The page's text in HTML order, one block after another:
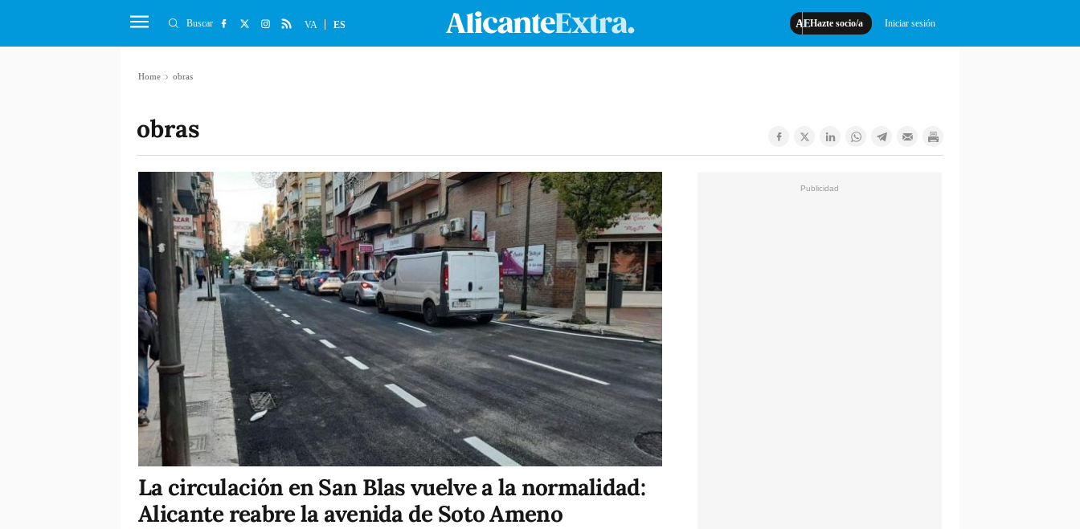
Hazte socio/a Iniciar sesión
Buscar VA ES
Home obras
obras
La circulación en San Blas vuelve a la normalidad:
Alicante reabre la avenida de Soto Ameno